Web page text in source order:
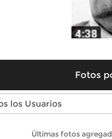
Fotos
Fotos antiguas
Últimas fotos